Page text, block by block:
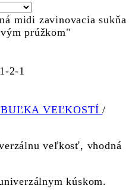
midi zavinovacia sukňa
prúžkom"
2-1
VEĽKOSTÍ/
veľkosť, vhodná
kúskom.